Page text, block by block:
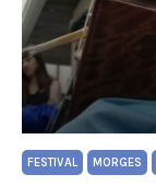
FESTIVAL MORGES